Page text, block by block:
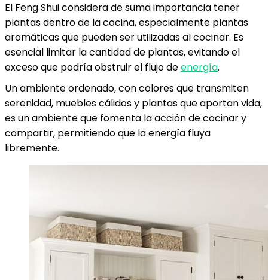
El Feng Shui considera de suma importancia tener
plantas dentro de la cocina, especialmente plantas
aromáticas que pueden ser utilizadas al cocinar. Es
esencial limitar la cantidad de plantas, evitando el
exceso que podría obstruir el flujo deenergía.
Un ambiente ordenado, con colores que transmiten
serenidad, muebles cálidos y plantas que aportan vida,
es un ambiente que fomenta la acción de cocinar y
compartir, permitiendo que la energía fluya
libremente.